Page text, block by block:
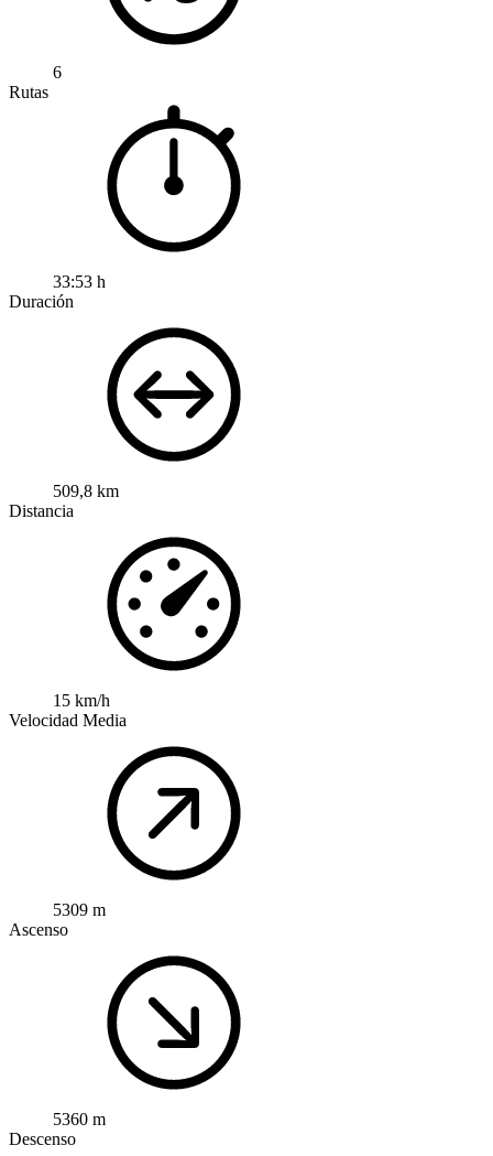
6
Rutas
33:53 h
Duración
509,8 km
Distancia
15 km/h
Velocidad Media
5309 m
Ascenso
5360 m
Descenso